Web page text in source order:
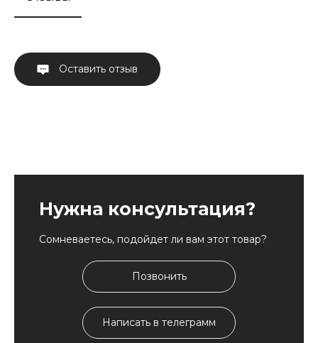
Оставить отзыв
Нужна консультация?
Сомневаетесь, подойдет ли вам этот товар?
Позвонить
Написать в телеграмм